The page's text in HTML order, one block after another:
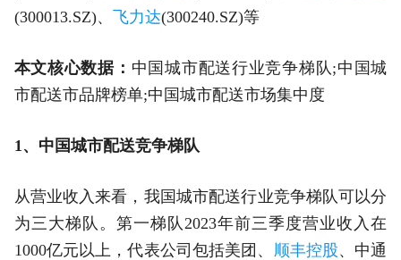
(300013.SZ)、 飞力达(300240.SZ)等
本文核心数据： 中国城市配送行业竞争梯队;中国城
市配送市品牌榜单;中国城市配送市场集中度
1、中国城市配送竞争梯队
从营业收入来看，我国城市配送行业竞争梯队可以分
为三大梯队。第一梯队2023年前三季度营业收入在
1000亿元以上，代表公司包括美团、 顺丰控股、中通